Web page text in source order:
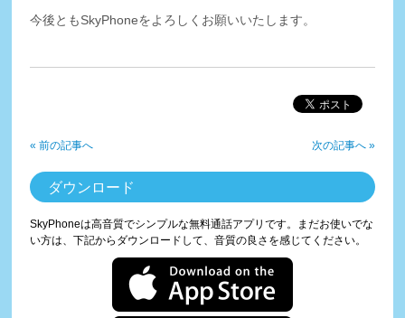
今後ともSkyPhoneをよろしくお願いいたします。
« 前の記事へ 次の記事へ »
ダウンロード
SkyPhoneは高音質でシンプルな無料通話アプリです。まだお使いでな
い方は、下記からダウンロードして、音質の良さを感じてください。